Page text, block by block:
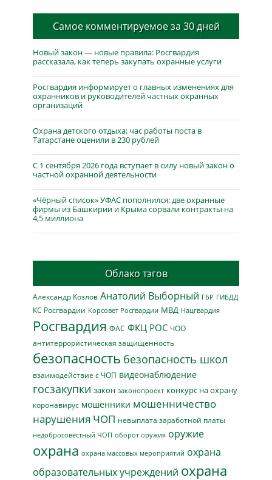
Самое комментируемое за 30 дней
Новый закон — новые правила: Росгвардия
рассказала, как теперь закупать охранные услуги
Росгвардия информирует о главных изменениях для
охранников и руководителей частных охранных
организаций
Охрана детского отдыха: час работы поста в
Татарстане оценили в 230 рублей
С 1 сентября 2026 года вступает в силу новый закон о
частной охранной деятельности
«Чёрный список» УФАС пополнился: две охранные
фирмы из Башкирии и Крыма сорвали контракты на
4,5 миллиона
Облако тэгов
Александр Козлов Анатолий Выборный ГБР ГИБДД
КС Росгвардии Корсовет Росгвардии МВД Нацгвардия
Росгвардия ФАС ФКЦ РОС ЧОО
антитеррористическая защищенность
безопасность безопасность школ
взаимодействие с ЧОП видеонаблюдение
госзакупки закон законопроект конкурс на охрану
коронавирус мошенники мошенничество
нарушения ЧОП невыплата заработной платы
недобросовестный ЧОП оборот оружия оружие
охрана охрана массовых мероприятий охрана
образовательных учреждений охрана